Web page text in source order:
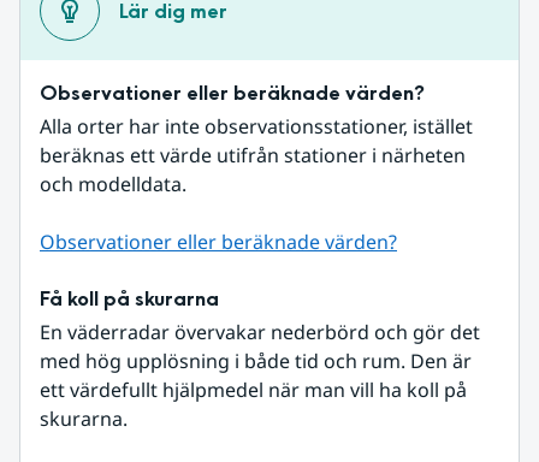
Lär dig mer
Observationer eller beräknade värden?
Alla orter har inte observationsstationer, istället
beräknas ett värde utifrån stationer i närheten
och modelldata.
Observationer eller beräknade värden?
Få koll på skurarna
En väderradar övervakar nederbörd och gör det
med hög upplösning i både tid och rum. Den är
ett värdefullt hjälpmedel när man vill ha koll på
skurarna.